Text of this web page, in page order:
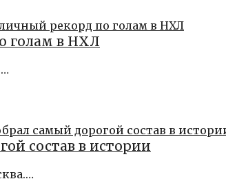
голам в НХЛ
состав в истории